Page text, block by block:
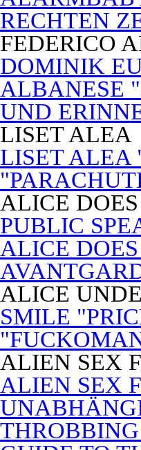
RECHTEN
FEDERICO
DOMINIK
ALBANESE
UND
LISET ALEA
LISET ALEA
ALICE
PUBLIC
ALICE
ALICE
SMILE
ALIEN SEX
ALIEN SEX